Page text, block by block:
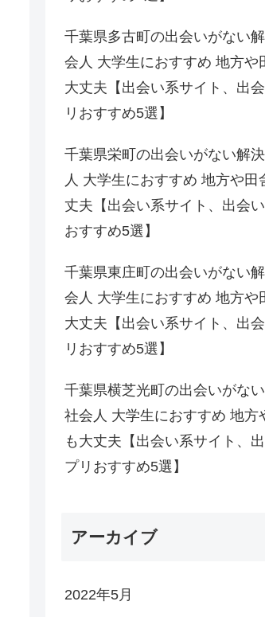
千葉県多古町の出会いがない
会人 大学生におすすめ 地方や
大丈夫【出会い系サイト、出
リおすすめ5選】
千葉県栄町の出会いがない解
人 大学生におすすめ 地方や田
丈夫【出会い系サイト、出会
おすすめ5選】
千葉県東庄町の出会いがない
会人 大学生におすすめ 地方や
大丈夫【出会い系サイト、出
リおすすめ5選】
千葉県横芝光町の出会いがな
社会人 大学生におすすめ 地方
も大丈夫【出会い系サイト、
プリおすすめ5選】
アーカイブ
2022年5月